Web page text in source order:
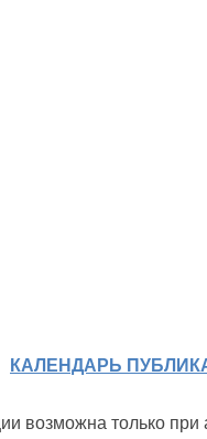
КАЛЕНДАРЬ
возможна только при